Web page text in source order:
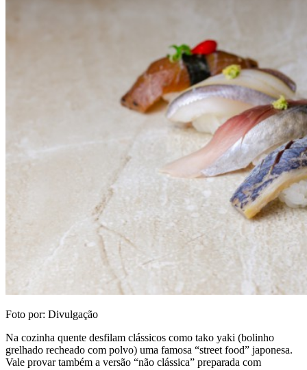
Foto por: Divulgação
Na cozinha quente desfilam clássicos como tako yaki (bolinho
grelhado recheado com polvo) uma famosa “street food” japonesa.
Vale provar também a versão “não clássica” preparada com